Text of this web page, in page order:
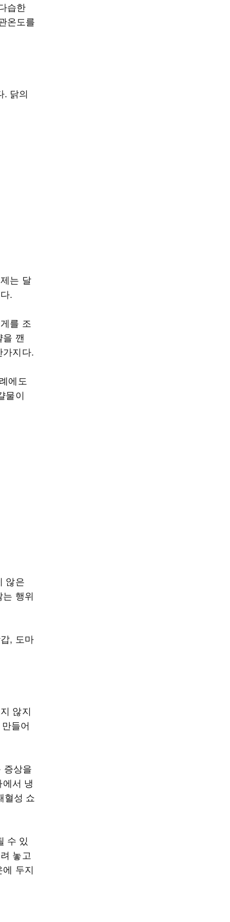
습한
온도를
. 닭의
는 달
.
를 조
깬
지다.
에도
물이
않은
행위
, 도마
않지
들어
증상을
서 냉
혈성 쇼
수 있
놓고
두지